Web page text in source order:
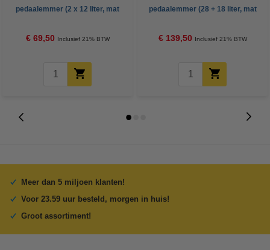
pedaalemmer (2 x 12 liter, mat
€ 69,50 Inclusief 21% BTW
pedaalemmer (28 + 18 liter, mat
€ 139,50 Inclusief 21% BTW
Meer dan 5 miljoen klanten!
Voor 23.59 uur besteld, morgen in huis!
Groot assortiment!